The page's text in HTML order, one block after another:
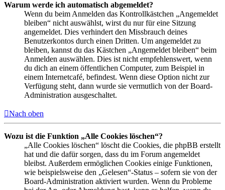
Warum werde ich automatisch abgemeldet?
Wenn du beim Anmelden das Kontrollkästchen „Angemeldet
bleiben“ nicht auswählst, wirst du nur für eine Sitzung
angemeldet. Dies verhindert den Missbrauch deines
Benutzerkontos durch einen Dritten. Um angemeldet zu
bleiben, kannst du das Kästchen „Angemeldet bleiben“ beim
Anmelden auswählen. Dies ist nicht empfehlenswert, wenn
du dich an einem öffentlichen Computer, zum Beispiel in
einem Internetcafé, befindest. Wenn diese Option nicht zur
Verfügung steht, dann wurde sie vermutlich von der Board-
Administration ausgeschaltet.
Nach oben
Wozu ist die Funktion „Alle Cookies löschen“?
„Alle Cookies löschen“ löscht die Cookies, die phpBB erstellt
hat und die dafür sorgen, dass du im Forum angemeldet
bleibst. Außerdem ermöglichen Cookies einige Funktionen,
wie beispielsweise den „Gelesen“-Status – sofern sie von der
Board-Administration aktiviert wurden. Wenn du Probleme